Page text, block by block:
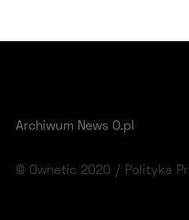
Archiwum News O.pl
© Ownetic 2020 / Polityka